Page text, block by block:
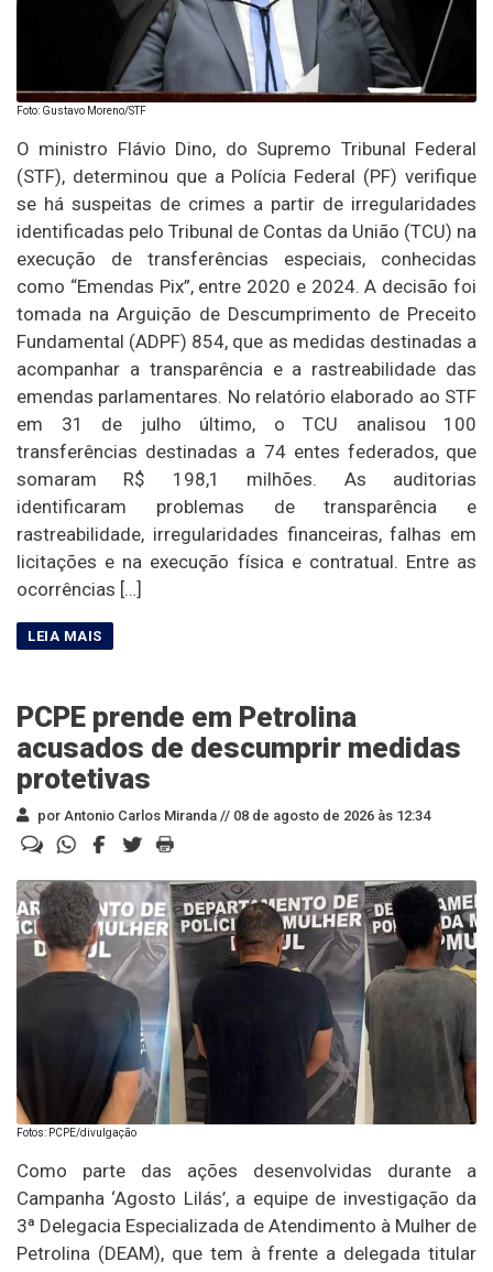
Foto: Gustavo Moreno/STF
O ministro Flávio Dino, do Supremo Tribunal Federal
(STF), determinou que a Polícia Federal (PF) verifique
se há suspeitas de crimes a partir de irregularidades
identificadas pelo Tribunal de Contas da União (TCU) na
execução de transferências especiais, conhecidas
como “Emendas Pix”, entre 2020 e 2024. A decisão foi
tomada na Arguição de Descumprimento de Preceito
Fundamental (ADPF) 854, que as medidas destinadas a
acompanhar a transparência e a rastreabilidade das
emendas parlamentares. No relatório elaborado ao STF
em 31 de julho último, o TCU analisou 100
transferências destinadas a 74 entes federados, que
somaram R$ 198,1 milhões. As auditorias
identificaram problemas de transparência e
rastreabilidade, irregularidades financeiras, falhas em
licitações e na execução física e contratual. Entre as
ocorrências […]
PCPE prende em Petrolina
acusados de descumprir medidas
protetivas
por Antonio Carlos Miranda // 08 de agosto de 2026 às 12:34
Fotos: PCPE/divulgação
Como parte das ações desenvolvidas durante a
Campanha ‘Agosto Lilás’, a equipe de investigação da
3ª Delegacia Especializada de Atendimento à Mulher de
Petrolina (DEAM), que tem à frente a delegada titular